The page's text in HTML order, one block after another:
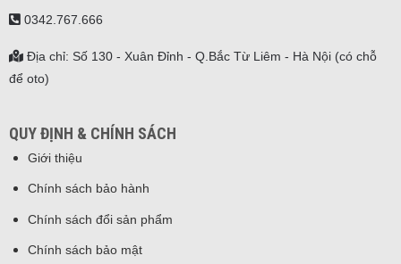
0342.767.666
Địa chỉ: Số 130 - Xuân Đỉnh - Q.Bắc Từ Liêm - Hà Nội (có chỗ
để oto)
QUY ĐỊNH & CHÍNH SÁCH
Giới thiệu
Chính sách bảo hành
Chính sách đổi sản phẩm
Chính sách bảo mật